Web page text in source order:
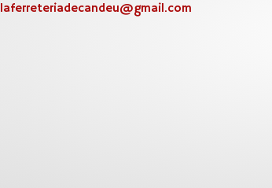
laferreteriadecandeu
gmail.com